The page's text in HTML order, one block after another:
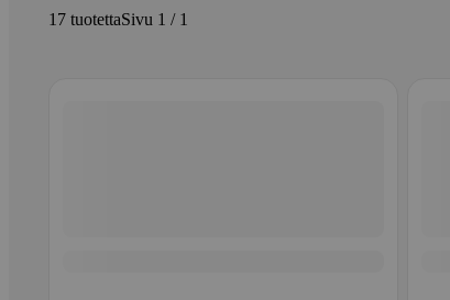
17 tuotettaSivu 1 / 1